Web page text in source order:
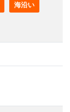
海沿い